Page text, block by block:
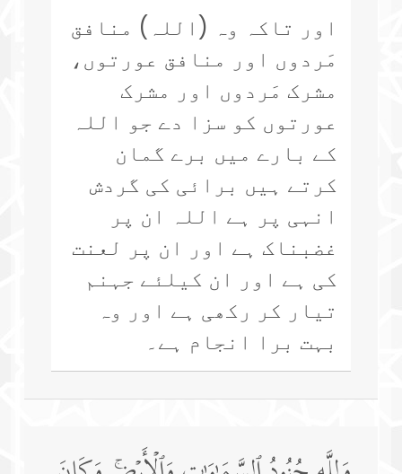
اور تاکہ وہ (اللہ) منافق
مَردوں اور منافق عورتوں،
مشرک مَردوں اور مشرک
عورتوں کو سزا دے جو اللہ
کے بارے میں برے گمان
کرتے ہیں برائی کی گردش
انہی پر ہے اللہ ان پر
غضبناک ہے اور ان پر لعنت
کی ہے اور ان کیلئے جہنم
تیار کر رکھی ہے اور وہ
بہت برا انجام ہے۔